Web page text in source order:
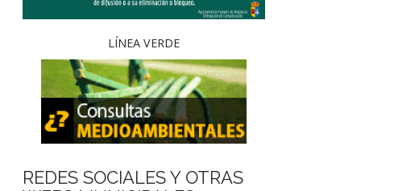
LÍNEA VERDE
REDES SOCIALES Y OTRAS